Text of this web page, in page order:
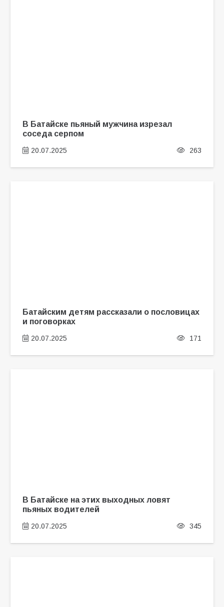
В Батайске пьяный мужчина изрезал
соседа серпом
20.07.2025 263
Батайским детям рассказали о пословицах
и поговорках
20.07.2025 171
В Батайске на этих выходных ловят
пьяных водителей
20.07.2025 345